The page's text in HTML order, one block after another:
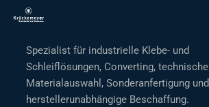
Spezialist für industrielle Klebe- und
Schleiflösungen, Converting, technische
Materialauswahl, Sonderanfertigung und
herstellerunabhängige Beschaffung.